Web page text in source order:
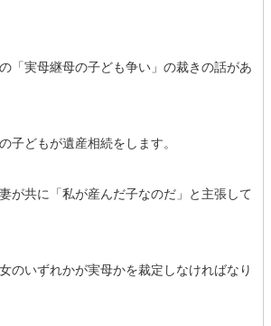
「実母継母の子ども争い」の裁きの話があ
子どもが遺産相続をします。
が共に「私が産んだ子なのだ」と主張して
のいずれかが実母かを裁定しなければなり